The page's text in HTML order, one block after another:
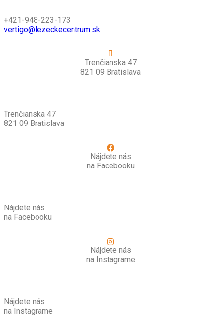
+421-948-223-173
vertigo@lezeckecentrum.sk
Trenčianska 47
821 09 Bratislava
Trenčianska 47
821 09 Bratislava
Nájdete nás
na Facebooku
Nájdete nás
na Facebooku
Nájdete nás
na Instagrame
Nájdete nás
na Instagrame